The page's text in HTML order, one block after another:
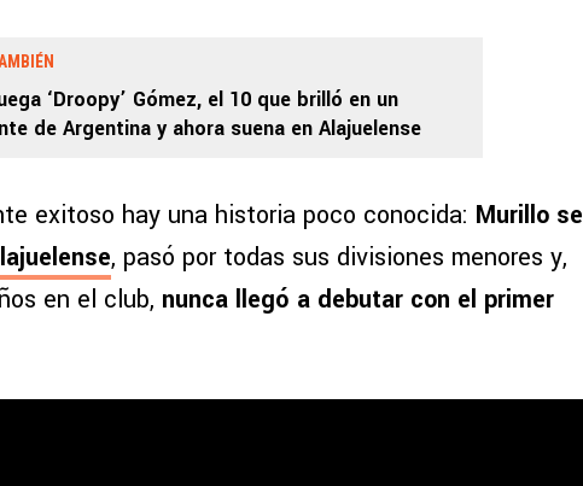
‘Droopy’ Gómez, el 10 que brilló en un
de Argentina y ahora suena en Alajuelense
exitoso hay una historia poco conocida: Murillo se
, pasó por todas sus divisiones menores y,
en el club, nunca llegó a debutar con el primer